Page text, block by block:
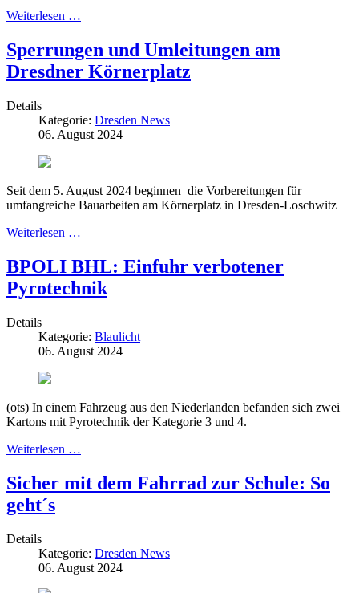
Weiterlesen …
Sperrungen und Umleitungen am
Dresdner Körnerplatz
Details
Kategorie: Dresden News
06. August 2024
Seit dem 5. August 2024 beginnen die Vorbereitungen für
umfangreiche Bauarbeiten am Körnerplatz in Dresden-Loschwitz
Weiterlesen …
BPOLI BHL: Einfuhr verbotener
Pyrotechnik
Details
Kategorie: Blaulicht
06. August 2024
(ots) In einem Fahrzeug aus den Niederlanden befanden sich zwei
Kartons mit Pyrotechnik der Kategorie 3 und 4.
Weiterlesen …
Sicher mit dem Fahrrad zur Schule: So
geht´s
Details
Kategorie: Dresden News
06. August 2024